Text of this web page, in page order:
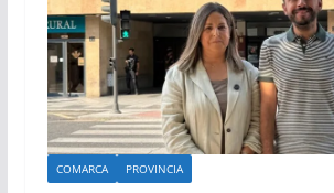
COMARCA PROVINCIA